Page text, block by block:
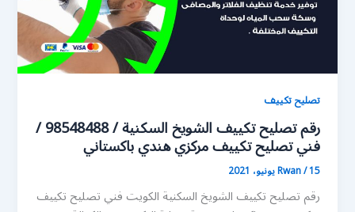
تصليح تكييف
رقم تصليح تكييف الشويخ السكنية / 98548488 /
فني تصليح تكييف مركزي هندي باكستاني
Rwan/15 يونيو، 2021
رقم تصليح تكييف الشويخ السكنية الكويت فني تصليح تكييف